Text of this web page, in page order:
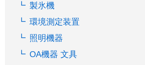
製氷機
環境測定装置
照明機器
OA機器 文具